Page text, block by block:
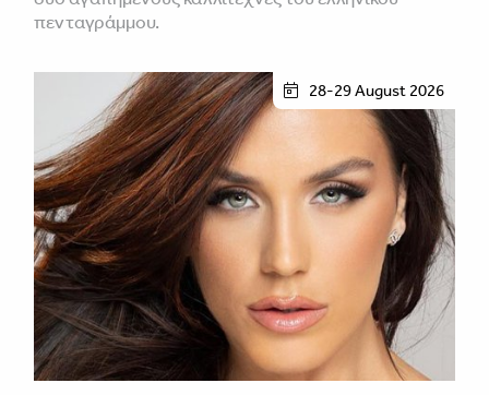
πενταγράμμου.
28-29 August 2026